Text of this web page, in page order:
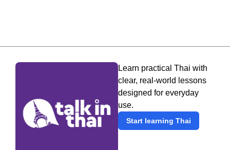
Learn practical Thai with
clear, real-world lessons
designed for everyday
use.
Start learning Thai